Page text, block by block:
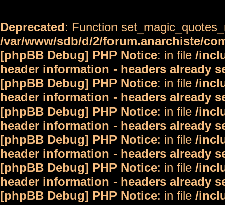
Deprecated: Function
/var/www/sdb/d/2/forum.anarchiste/
[phpBB Debug] PHP Notice: in file /
header information - headers already
[phpBB Debug] PHP Notice: in file /
header information - headers already
[phpBB Debug] PHP Notice: in file /
header information - headers already
[phpBB Debug] PHP Notice: in file /
header information - headers already
[phpBB Debug] PHP Notice: in file /
header information - headers already
[phpBB Debug] PHP Notice: in file /